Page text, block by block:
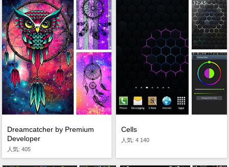
Dreamcatcher by Premium
Developer
人気: 405
Cells
人気: 4 140